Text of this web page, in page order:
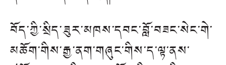
བོད་ཀྱི་སྲིད་ཟུར་མཁས་དབང་བློ་བཟང་སེང་གེ་
མཆོག་གིས་རྒྱ་ནག་གཞུང་གིས་ད་ལྟ་ནས་